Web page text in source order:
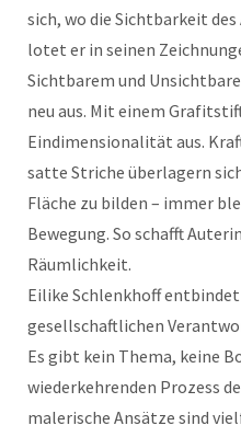
sich, wo die Sichtbarkeit
lotet er in seinen
Sichtbarem und
neu aus. Mit einem
Eindimensionalität aus.
satte Striche überlagern
Fläche zu bilden – immer
Bewegung. So schafft
Räumlichkeit.
Eilike Schlenkhoff
gesellschaftlichen
Es gibt kein Thema, keine
wiederkehrenden Prozess
malerische Ansätze sind